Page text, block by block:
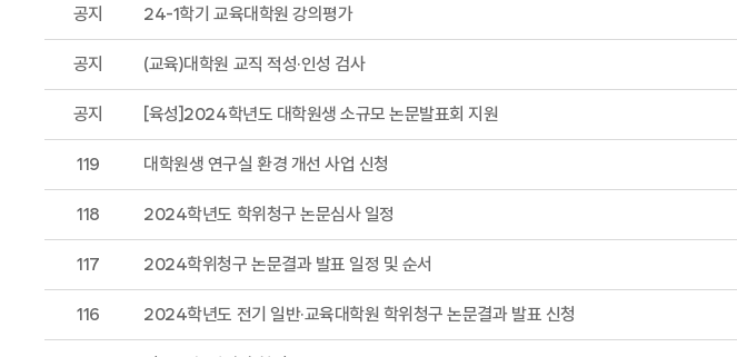
공지 24-1학기 교육대학원 강의평가
공지 (교육)대학원 교직 적성·인성 검사
공지 [육성]2024학년도 대학원생 소규모 논문발표회 지원
119 대학원생 연구실 환경 개선 사업 신청
118 2024학년도 학위청구 논문심사 일정
117 2024학위청구 논문결과 발표 일정 및 순서
116 2024학년도 전기 일반·교육대학원 학위청구 논문결과 발표 신청